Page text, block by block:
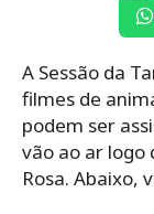
A Sessão da
filmes de
podem ser
vão ao ar logo
Rosa. Abaixo,